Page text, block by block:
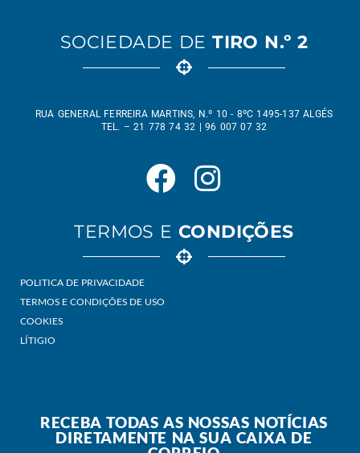
SOCIEDADE DE TIRO N.º 2
RUA GENERAL FERREIRA MARTINS, N.º 10 - 8ºC 1495-137 ALGÉS
TEL. – 21 778 74 32 | 96 007 07 32
TERMOS E CONDIÇÕES
POLITICA DE PRIVACIDADE
TERMOS E CONDIÇÕES DE USO
COOKIES
LÍTIGIO
RECEBA TODAS AS NOSSAS NOTÍCIAS
DIRETAMENTE NA SUA CAIXA DE